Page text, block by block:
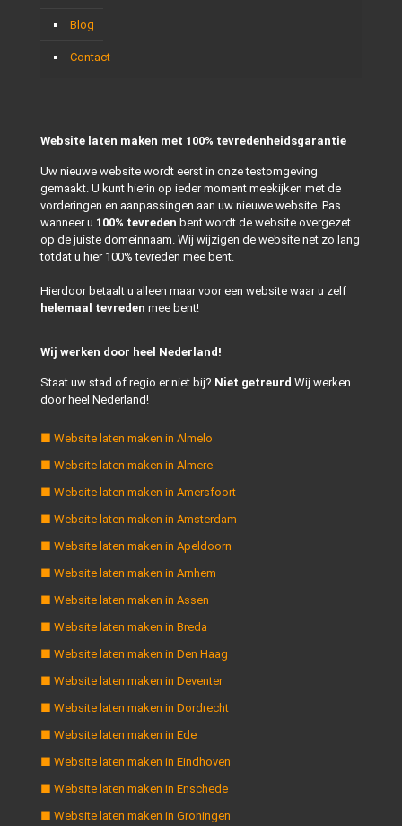
Blog
Contact
Website laten maken met 100% tevredenheidsgarantie
Uw nieuwe website wordt eerst in onze testomgeving
gemaakt. U kunt hierin op ieder moment meekijken met de
vorderingen en aanpassingen aan uw nieuwe website. Pas
wanneer u 100% tevreden bent wordt de website overgezet
op de juiste domeinnaam. Wij wijzigen de website net zo lang
totdat u hier 100% tevreden mee bent.
Hierdoor betaalt u alleen maar voor een website waar u zelf
helemaal tevreden mee bent!
Wij werken door heel Nederland!
Staat uw stad of regio er niet bij? Niet getreurd Wij werken
door heel Nederland!
■ Website laten maken in Almelo
■ Website laten maken in Almere
■ Website laten maken in Amersfoort
■ Website laten maken in Amsterdam
■ Website laten maken in Apeldoorn
■ Website laten maken in Arnhem
■ Website laten maken in Assen
■ Website laten maken in Breda
■ Website laten maken in Den Haag
■ Website laten maken in Deventer
■ Website laten maken in Dordrecht
■ Website laten maken in Ede
■ Website laten maken in Eindhoven
■ Website laten maken in Enschede
■ Website laten maken in Groningen